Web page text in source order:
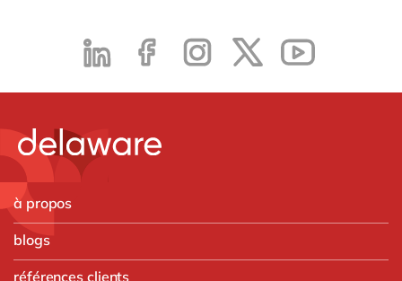
à propos
blogs
références clients